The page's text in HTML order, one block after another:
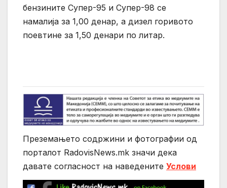
бензините Супер-95 и Супер-98 се
намалија за 1,00 денар, а дизел горивото
поевтине за 1,50 денари по литар.
Преземањето содржини и фотографии од
порталот RadovisNews.mk значи дека
давате согласност на нaведените Услови